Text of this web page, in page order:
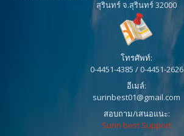
สุรินทร์ จ.สุรินทร์ 32000
โทรศัพท์:
0-4451-4385 / 0-4451-2626
อีเมล์:
surinbest01@gmail.com
สอบถาม/เสนอแนะ:
Surin best Support